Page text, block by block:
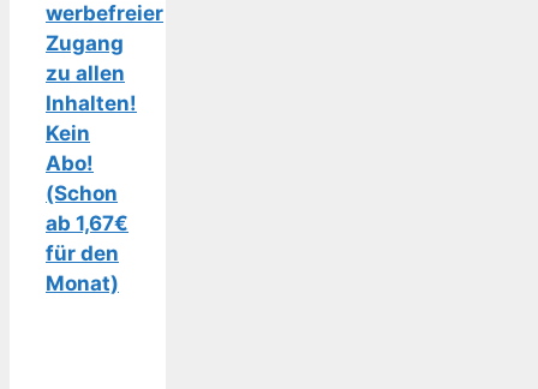
werbefreier
Zugang
zu allen
Inhalten!
Kein
Abo!
(Schon
ab 1,67€
für den
Monat)